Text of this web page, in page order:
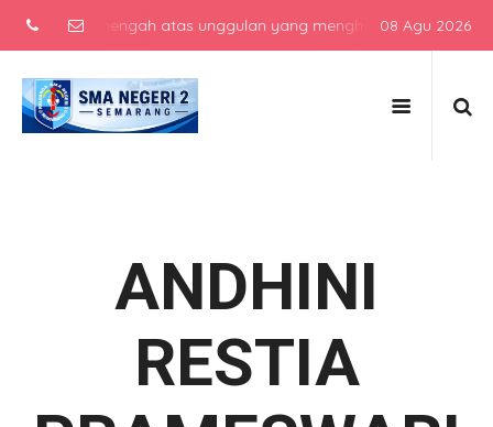
menengah atas unggulan yang menghasilkan lulusan
08 Agu 2026
ANDHINI
RESTIA